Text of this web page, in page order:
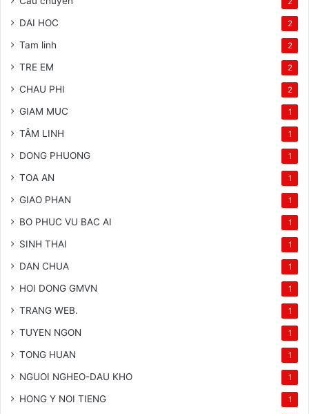
DAI HOC 2
Tam linh 2
TRE EM 2
CHAU PHI 2
GIAM MUC 1
TÂM LINH 1
DONG PHUONG 1
TOA AN 1
GIAO PHAN 1
BO PHUC VU BAC AI 1
SINH THAI 1
DAN CHUA 1
HOI DONG GMVN 1
TRANG WEB. 1
TUYEN NGON 1
TONG HUAN 1
NGUOI NGHEO-DAU KHO 1
HONG Y NOI TIENG 1